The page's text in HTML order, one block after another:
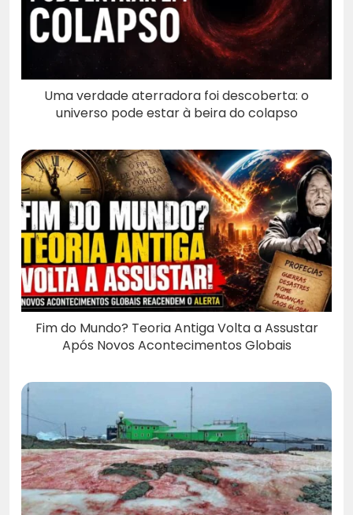
Uma verdade aterradora foi descoberta: o
universo pode estar à beira do colapso
Fim do Mundo? Teoria Antiga Volta a Assustar
Após Novos Acontecimentos Globais